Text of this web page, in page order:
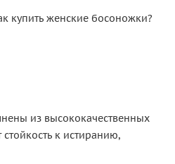
купить женские босоножки?
из высококачественных
к истиранию,